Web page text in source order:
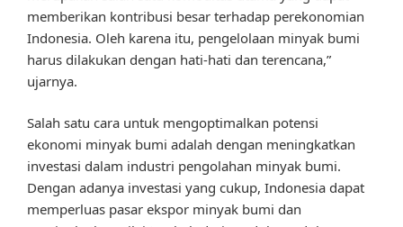
memberikan kontribusi besar terhadap perekonomian
Indonesia. Oleh karena itu, pengelolaan minyak bumi
harus dilakukan dengan hati-hati dan terencana,”
ujarnya.
Salah satu cara untuk mengoptimalkan potensi
ekonomi minyak bumi adalah dengan meningkatkan
investasi dalam industri pengolahan minyak bumi.
Dengan adanya investasi yang cukup, Indonesia dapat
memperluas pasar ekspor minyak bumi dan